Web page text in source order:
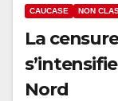
CAUCASE NON
La
Nord